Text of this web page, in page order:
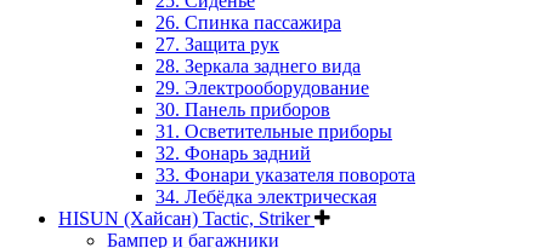
26. Спинка пассажира
27. Защита рук
28. Зеркала заднего вида
29. Электрооборудование
30. Панель приборов
31. Oсветительные приборы
32. Фонарь задний
33. Фонари указателя поворота
34. Лебёдка электрическая
HISUN (Хайсан) Tactic, Striker
Бампер и багажники